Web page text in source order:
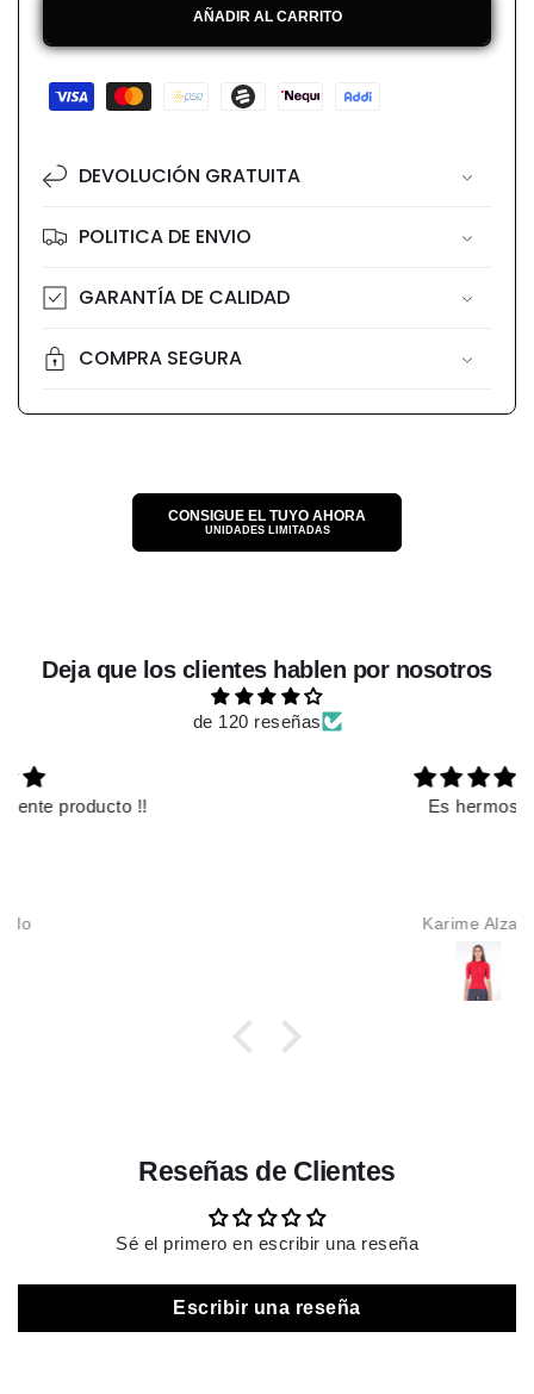
AÑADIR AL CARRITO
Formas
de
DEVOLUCIÓN GRATUITA
POLITICA DE ENVIO
GARANTÍA DE CALIDAD
COMPRA SEGURA
CONSIGUE EL TUYO AHORA
UNIDADES LIMITADAS
Deja que los clientes hablen por nosotros
de 120 reseñas
Reseñas de Clientes
Sé el primero en escribir una reseña
Escribir una reseña